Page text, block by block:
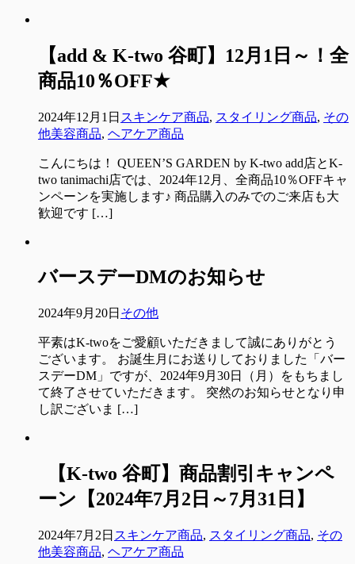
【add & K-two 谷町】12月1日～！全
商品10％OFF★
2024年12月1日 スキンケア商品, スタイリング商品, その
他美容商品, ヘアケア商品
こんにちは！ QUEEN’S GARDEN by K-two add店とK-
two tanimachi店では、2024年12月、全商品10％OFFキャ
ンペーンを実施します♪ 商品購入のみでのご来店も大
歓迎です […]
バースデーDMのお知らせ
2024年9月20日 その他
平素はK-twoをご愛顧いただきまして誠にありがとう
ございます。 お誕生月にお送りしておりました「バー
スデーDM」ですが、2024年9月30日（月）をもちまし
て終了させていただきます。 突然のお知らせとなり申
し訳ございま […]
【K-two 谷町】商品割引キャンペ
ーン【2024年7月2日～7月31日】
2024年7月2日 スキンケア商品, スタイリング商品, その
他美容商品, ヘアケア商品